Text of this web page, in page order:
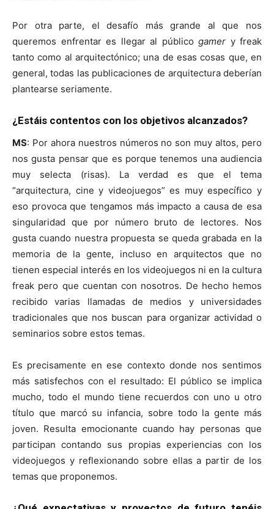
Por otra parte, el desafío más grande al que nos
queremos enfrentar es llegar al público gamer y freak
tanto como al arquitectónico; una de esas cosas que, en
general, todas las publicaciones de arquitectura deberían
plantearse seriamente.
¿Estáis contentos con los objetivos alcanzados?
MS: Por ahora nuestros números no son muy altos, pero
nos gusta pensar que es porque tenemos una audiencia
muy selecta (risas). La verdad es que el tema
“arquitectura, cine y videojuegos” es muy específico y
eso provoca que tengamos más impacto a causa de esa
singularidad que por número bruto de lectores. Nos
gusta cuando nuestra propuesta se queda grabada en la
memoria de la gente, incluso en arquitectos que no
tienen especial interés en los videojuegos ni en la cultura
freak pero que cuentan con nosotros. De hecho hemos
recibido varias llamadas de medios y universidades
tradicionales que nos buscan para organizar actividad o
seminarios sobre estos temas.
Es precisamente en ese contexto donde nos sentimos
más satisfechos con el resultado: El público se implica
mucho, todo el mundo tiene recuerdos con uno u otro
título que marcó su infancia, sobre todo la gente más
joven. Resulta emocionante cuando hay personas que
participan contando sus propias experiencias con los
videojuegos y reflexionando sobre ellas a partir de los
temas que proponemos.